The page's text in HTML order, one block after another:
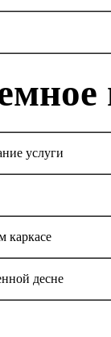
услуги
каркасе
десне